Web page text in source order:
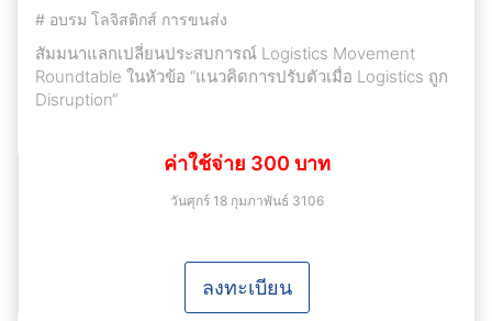
# อบรม โลจิสติกส์ การขนส่ง
สัมมนาแลกเปลี่ยนประสบการณ์ Logistics Movement
Roundtable ในหัวข้อ “แนวคิดการปรับตัวเมื่อ Logistics ถูก
Disruption“
ค่าใช้จ่าย 300 บาท
วันศุกร์ 18 กุมภาพันธ์ 3106
ลงทะเบียน